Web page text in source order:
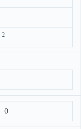
2
0